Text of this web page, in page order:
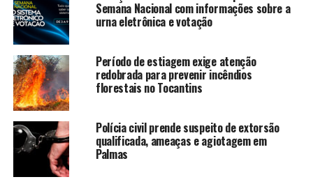
Semana Nacional com informações sobre a
urna eletrônica e votação
Período de estiagem exige atenção
redobrada para prevenir incêndios
florestais no Tocantins
Polícia civil prende suspeito de extorsão
qualificada, ameaças e agiotagem em
Palmas